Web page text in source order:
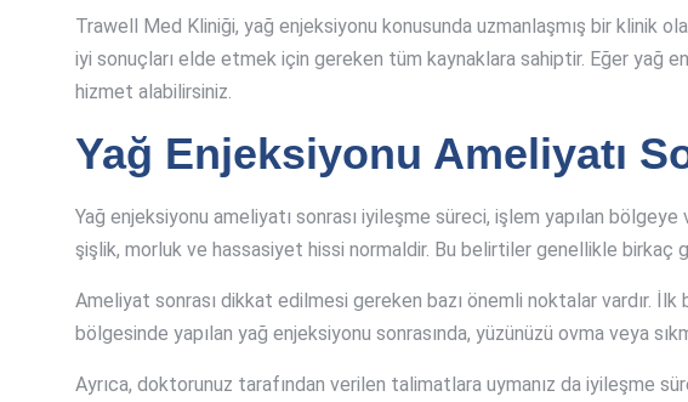
Trawell Med Kliniği, yağ enjeksiyonu konusunda uzmanlaşmış bir klinik
iyi sonuçları elde etmek için gereken tüm kaynaklara sahiptir. Eğer yağ
hizmet alabilirsiniz.
Yağ Enjeksiyonu Ameliyatı
Yağ enjeksiyonu ameliyatı sonrası iyileşme süreci, işlem yapılan
şişlik, morluk ve hassasiyet hissi normaldir. Bu belirtiler genellikle birkaç
Ameliyat sonrası dikkat edilmesi gereken bazı önemli noktalar vardır.
bölgesinde yapılan yağ enjeksiyonu sonrasında, yüzünüzü ovma veya
Ayrıca, doktorunuz tarafından verilen talimatlara uymanız da iyileşme